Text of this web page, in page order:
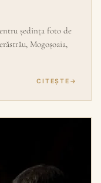
ședința foto de
Mogoșoaia,
CITEȘTE